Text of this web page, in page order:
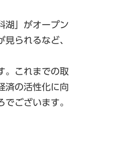
湖」がオープン
られるなど、
。これまでの取
済の活性化に向
ございます。